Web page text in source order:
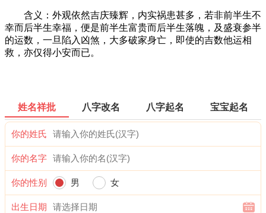
含义：外观依然吉庆臻辉，内实祸患甚多，若非前半生不
幸而后半生幸福，便是前半生富贵而后半生落魄，及盛衰参半
的运数，一旦陷入凶煞，大多破家身亡，即使的吉数他运相
救，亦仅得小安而已。
姓名祥批 八字改名 八字起名 宝宝起名
你的姓氏
你的名字
你的性别 男 女
出生日期